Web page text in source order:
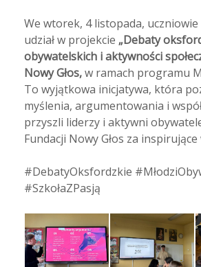
We wtorek, 4 listopada,
udział w projekcie „Debaty
obywatelskich i aktywności
Nowy Głos,w ramach programu
To wyjątkowa inicjatywa, która
myślenia, argumentowania i
przyszli liderzy i aktywni
Fundacji Nowy Głos za
#DebatyOksfordzkie
#SzkołaZPasją